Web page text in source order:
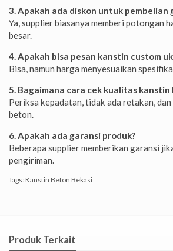
3. Apakah ada diskon untuk pembelian
Ya, supplier biasanya memberi potongan
besar.
4. Apakah bisa pesan kanstin custom
Bisa, namun harga menyesuaikan
5. Bagaimana cara cek kualitas kanstin
Periksa kepadatan, tidak ada retakan,
beton.
6. Apakah ada garansi produk?
Beberapa supplier memberikan garansi
pengiriman.
Tags:Kanstin Beton Bekasi
Produk Terkait